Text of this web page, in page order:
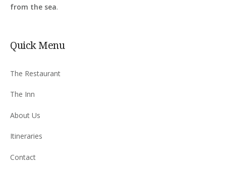
from the sea.
Quick Menu
The Restaurant
The Inn
About Us
Itineraries
Contact